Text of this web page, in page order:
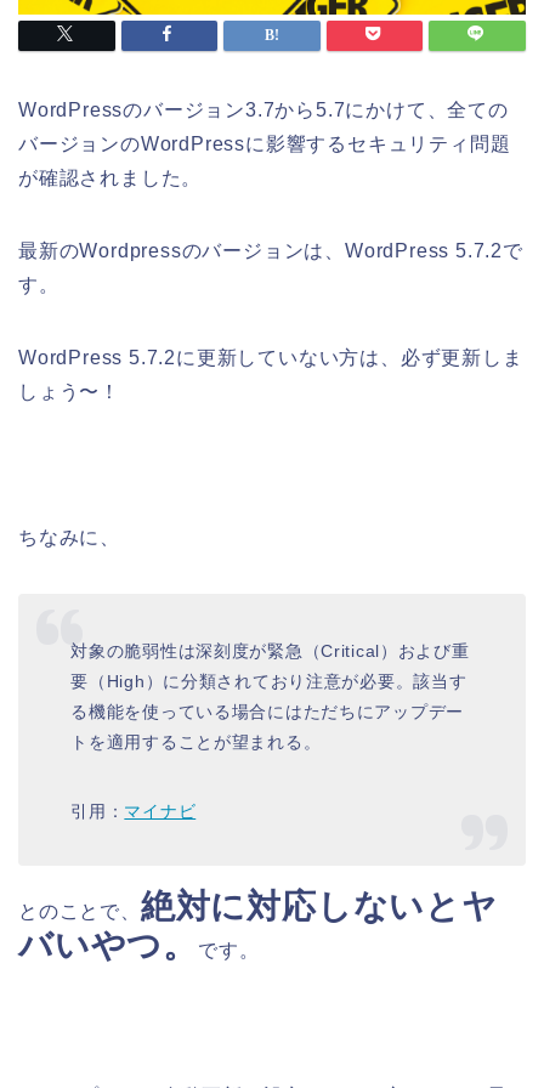
WordPressのバージョン3.7から5.7にかけて、全ての
バージョンのWordPressに影響するセキュリティ問題
が確認されました。
最新のWordpressのバージョンは、WordPress 5.7.2で
す。
WordPress 5.7.2に更新していない方は、必ず更新しま
しょう〜！
ちなみに、
対象の脆弱性は深刻度が緊急（Critical）および重
要（High）に分類されており注意が必要。該当す
る機能を使っている場合にはただちにアップデー
トを適用することが望まれる。
引用： マイナビ
とのことで、 絶対に対応しないとヤ
バいやつ。
です。